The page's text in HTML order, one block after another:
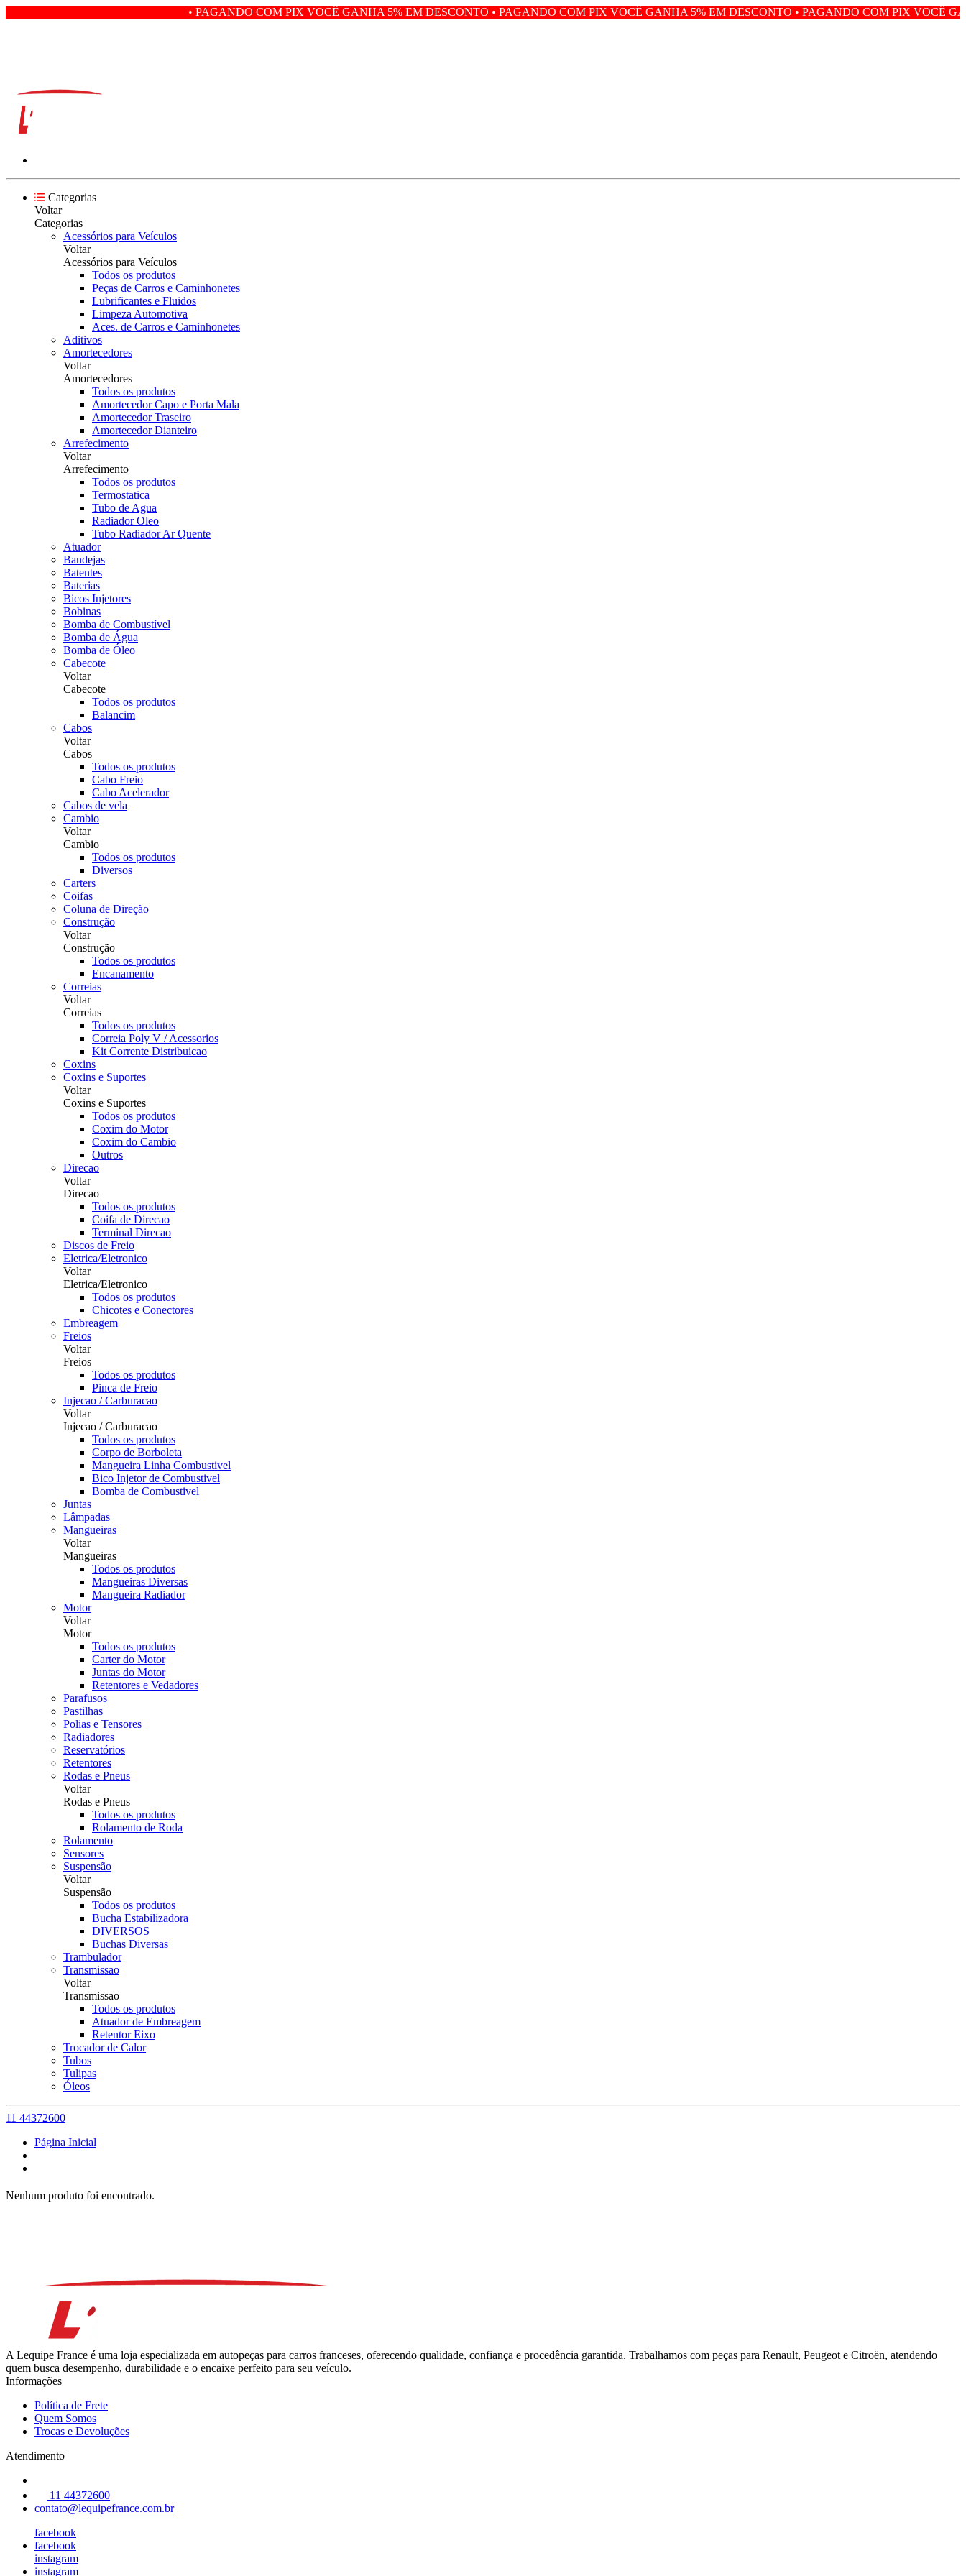
• PAGANDO COM PIX VOCÊ GANHA 5% EM DESCONTO • PAGANDO COM PIX VOCÊ GANHA 5% EM DESCONTO • PAGANDO COM PIX VOCÊ GANHA 5% EM
Categorias
Voltar
Categorias
Acessórios para Veículos
Voltar
Acessórios para Veículos
Todos os produtos
Peças de Carros e Caminhonetes
Lubrificantes e Fluidos
Limpeza Automotiva
Aces. de Carros e Caminhonetes
Aditivos
Amortecedores
Voltar
Amortecedores
Todos os produtos
Amortecedor Capo e Porta Mala
Amortecedor Traseiro
Amortecedor Dianteiro
Arrefecimento
Voltar
Arrefecimento
Todos os produtos
Termostatica
Tubo de Agua
Radiador Oleo
Tubo Radiador Ar Quente
Atuador
Bandejas
Batentes
Baterias
Bicos Injetores
Bobinas
Bomba de Combustível
Bomba de Água
Bomba de Óleo
Cabecote
Voltar
Cabecote
Todos os produtos
Balancim
Cabos
Voltar
Cabos
Todos os produtos
Cabo Freio
Cabo Acelerador
Cabos de vela
Cambio
Voltar
Cambio
Todos os produtos
Diversos
Carters
Coifas
Coluna de Direção
Construção
Voltar
Construção
Todos os produtos
Encanamento
Correias
Voltar
Correias
Todos os produtos
Correia Poly V / Acessorios
Kit Corrente Distribuicao
Coxins
Coxins e Suportes
Voltar
Coxins e Suportes
Todos os produtos
Coxim do Motor
Coxim do Cambio
Outros
Direcao
Voltar
Direcao
Todos os produtos
Coifa de Direcao
Terminal Direcao
Discos de Freio
Eletrica/Eletronico
Voltar
Eletrica/Eletronico
Todos os produtos
Chicotes e Conectores
Embreagem
Freios
Voltar
Freios
Todos os produtos
Pinca de Freio
Injecao / Carburacao
Voltar
Injecao / Carburacao
Todos os produtos
Corpo de Borboleta
Mangueira Linha Combustivel
Bico Injetor de Combustivel
Bomba de Combustivel
Juntas
Lâmpadas
Mangueiras
Voltar
Mangueiras
Todos os produtos
Mangueiras Diversas
Mangueira Radiador
Motor
Voltar
Motor
Todos os produtos
Carter do Motor
Juntas do Motor
Retentores e Vedadores
Parafusos
Pastilhas
Polias e Tensores
Radiadores
Reservatórios
Retentores
Rodas e Pneus
Voltar
Rodas e Pneus
Todos os produtos
Rolamento de Roda
Rolamento
Sensores
Suspensão
Voltar
Suspensão
Todos os produtos
Bucha Estabilizadora
DIVERSOS
Buchas Diversas
Trambulador
Transmissao
Voltar
Transmissao
Todos os produtos
Atuador de Embreagem
Retentor Eixo
Trocador de Calor
Tubos
Tulipas
Óleos
11 44372600
Página Inicial
Nenhum produto foi encontrado.
A Lequipe France é uma loja especializada em autopeças para carros franceses, oferecendo qualidade, confiança e procedência garantida. Trabalhamos com peças para Renault, Peugeot e Citroën, atendendo
quem busca desempenho, durabilidade e o encaixe perfeito para seu veículo.
Informações
Política de Frete
Quem Somos
Trocas e Devoluções
Atendimento
11 44372600
contato@lequipefrance.com.br
facebook
facebook
instagram
instagram